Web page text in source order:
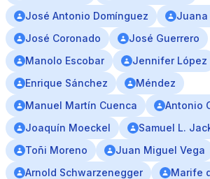
José Antonio Domínguez
Juana
José Coronado
José Guerrero
Manolo Escobar
Jennifer López
Enrique Sánchez
Méndez
Manuel Martín Cuenca
Antonio
Joaquín Moeckel
Samuel L.
Toñi Moreno
Juan Miguel Vega
Arnold Schwarzenegger
Marife